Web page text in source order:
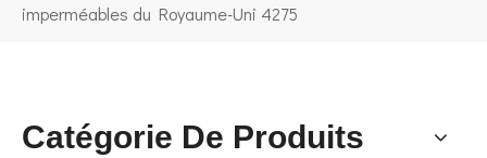
imperméables du Royaume-Uni 4275
Catégorie De Produits